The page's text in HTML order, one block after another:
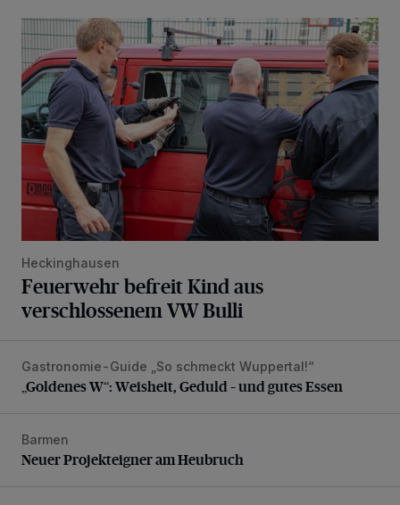
Feuerwehr befreit Kind aus verschlossenem VW Bulli
Heckinghausen
Feuerwehr befreit Kind aus
verschlossenem VW Bulli
„Goldenes W“: Weisheit, Geduld – und gutes Essen
Gastronomie-Guide „So schmeckt Wuppertal!“
„Goldenes W“: Weisheit, Geduld – und gutes Essen
Neuer Projekteigner am Heubruch
Barmen
Neuer Projekteigner am Heubruch